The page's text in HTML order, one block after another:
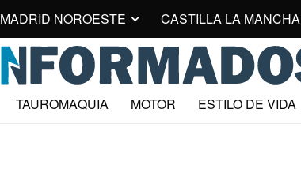
MADRID NOROESTE CASTILLA LA MANCHA
TAUROMAQUIA MOTOR ESTILO DE VIDA